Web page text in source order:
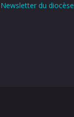
Newsletter du diocèse